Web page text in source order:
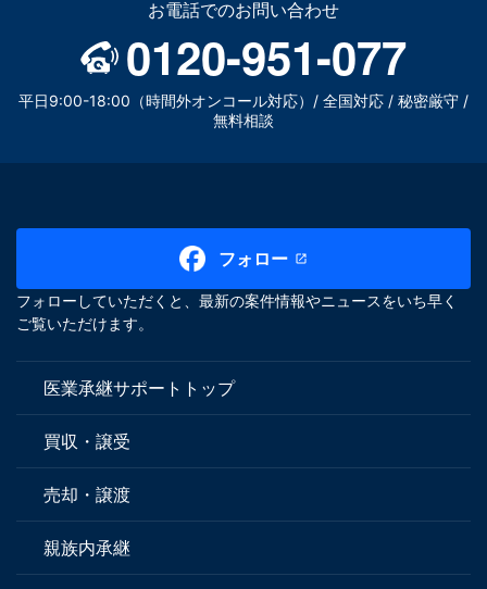
お電話でのお問い合わせ
0120-951-077
平日9:00-18:00（時間外オンコール対応）/ 全国対応 / 秘密厳守 /
無料相談
フォロー
フォローしていただくと、最新の案件情報やニュースをいち早く
ご覧いただけます。
医業承継サポートトップ
買収・譲受
売却・譲渡
親族内承継